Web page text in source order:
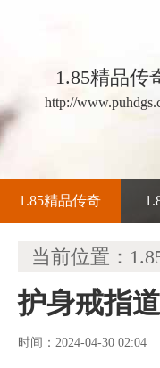
1.85精品传
http://
1.85精品传奇
当前位置：
护身戒指
时间：2024-04-30 02:04